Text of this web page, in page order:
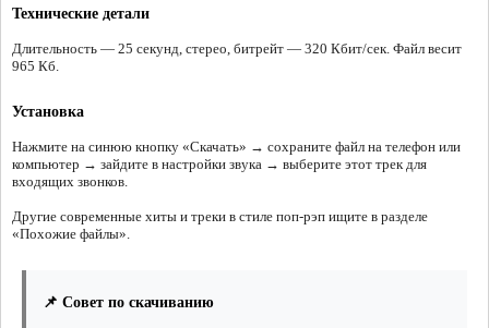
Технические детали
Длительность — 25 секунд, стерео, битрейт — 320 Кбит/сек. Файл весит
965 Кб.
Установка
Нажмите на синюю кнопку «Скачать» → сохраните файл на телефон или
компьютер → зайдите в настройки звука → выберите этот трек для
входящих звонков.
Другие современные хиты и треки в стиле поп-рэп ищите в разделе
«Похожие файлы».
📌 Совет по скачиванию